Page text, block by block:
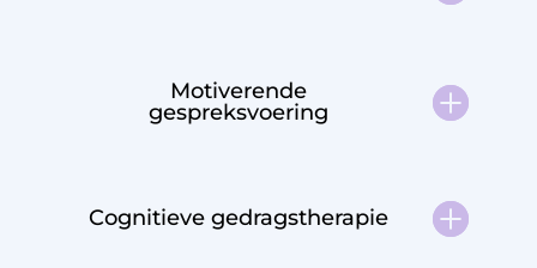
Motiverende
gespreksvoering
Cognitieve gedragstherapie